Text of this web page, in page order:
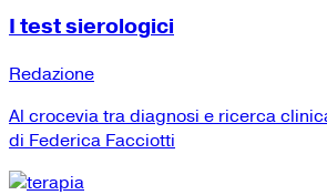
I test sierologici
Redazione
Al crocevia tra diagnosi e ricerca
di Federica Facciotti